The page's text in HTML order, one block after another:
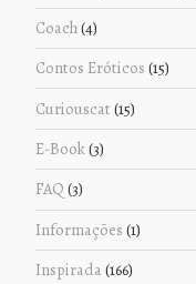
Coach(4)
Contos Eróticos (15)
Curiouscat (15)
E-Book(3)
FAQ (3)
Informações (1)
Inspirada (166)